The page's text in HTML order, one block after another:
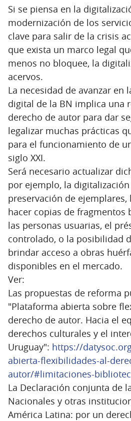
Si se piensa en la
modernización de los
clave para salir de la crisis
que exista un marco legal
menos no bloquee, la
acervos.
La necesidad de avanzar en
digital de la BN implica una
derecho de autor para dar
legalizar muchas prácticas
para el funcionamiento de
siglo XXI.
Será necesario actualizar
por ejemplo, la
preservación de
hacer copias de fragmentos
las personas usuarias, el
controlado, o la posibilidad
brindar acceso a obras
disponibles en el mercado.
Ver:
Las propuestas de reforma
"Plataforma abierta sobre
derecho de autor. Hacia el
derechos culturales y el
Uruguay": https://
abierta-flexibilidades-al-
autor/#limitaciones-
La Declaración conjunta de
Nacionales y otras
América Latina: por un